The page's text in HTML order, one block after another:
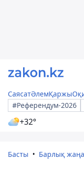
СаясатӘлемҚаржы
#Референдум-2026
+32°
Басты Барлық